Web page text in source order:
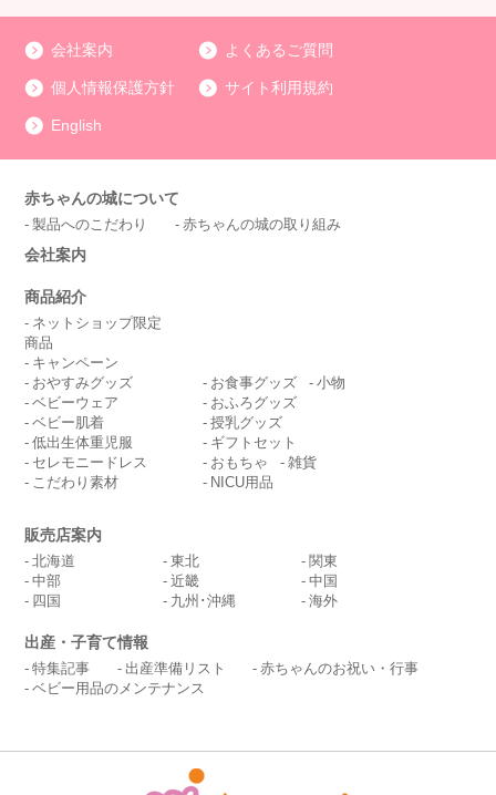
会社案内 よくあるご質問
個人情報保護方針 サイト利用規約
English
赤ちゃんの城について
製品へのこだわり 赤ちゃんの城の取り組み
会社案内
商品紹介
ネットショップ限定
商品
キャンペーン
おやすみグッズ
ベビーウェア
ベビー肌着
低出生体重児服
セレモニードレス
こだわり素材
お食事グッズ
小物
おふろグッズ
授乳グッズ
ギフトセット
おもちゃ
雑貨
NICU用品
販売店案内
北海道 東北
関東
中部
近畿
中国
四国
九州･沖縄 海外
出産・子育て情報
特集記事 出産準備リスト
赤ちゃんのお祝い・行事
ベビー用品のメンテナンス